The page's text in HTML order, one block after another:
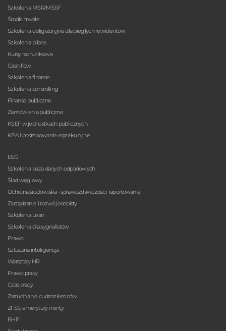
Szkolenia MSR/MSSF
Środki trwałe
Szkolenia obligatoryjne dla biegłych rewidentów
Szkolenia bilans
Kursy rachunkowe
Cash flow
Szkolenia finanse
Szkolenia controlling
Finanse publiczne
Zamówienia publiczne
KSEF w jednostkach publicznych
KPA i postepowanie egzekucyjne
ESG
Szkolenia baza danych odpadowych
Ślad węglowy
Ochrona środowiska - sprawozdawczość i raportowanie
Zarządzanie i rozwój osobisty
Szkolenia Lean
Szkolenia dla sygnalistów
Prawo
Sztuczna inteligencja
Warsztaty HR
Prawo pracy
Czas pracy
Zatrudnianie cudzoziemców
ZFŚS, emerytury i renty
BHP